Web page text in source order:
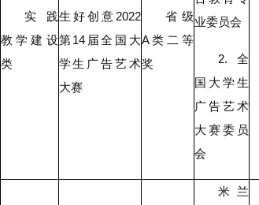
实践
教学建设
类
生好创意2022
第14届全国大
学生广告艺术
大赛
省级
A类二等
奖
业委员会
2.全
国大学生
广告艺术
大赛委员
会
米兰